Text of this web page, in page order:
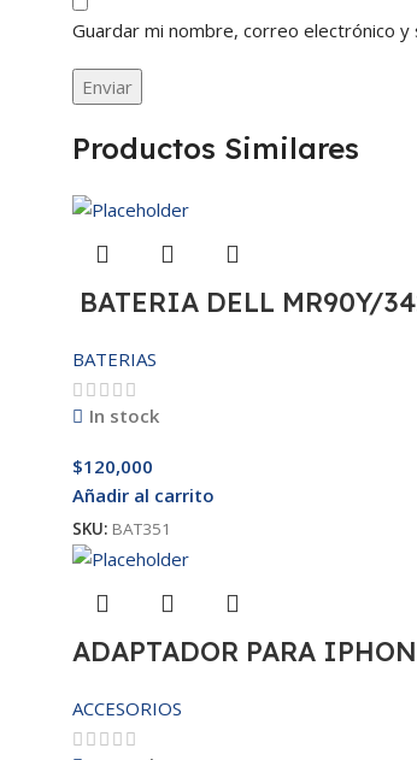
Guardar mi nombre, correo electrónico
Productos Similares
BATERIA DELL MR90Y/
BATERIAS
In stock
$120,000
Añadir al carrito
SKU: BAT351
ADAPTADOR PARA
ACCESORIOS